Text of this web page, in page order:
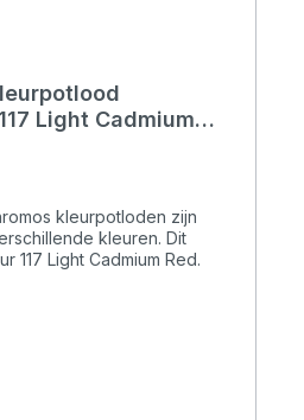
Light Cadmium
kleurpotloden zijn
kleuren. Dit
117 Light Cadmium Red.